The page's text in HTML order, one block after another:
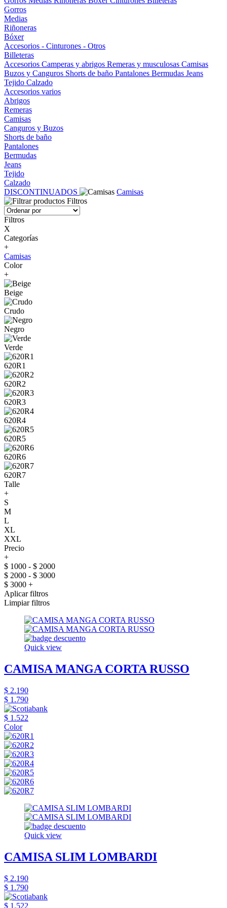
Gorros
Medias
Riñoneras
Bóxer
Accesorios - Cinturones - Otros
Billeteras
Accesorios Camperas y abrigos Remeras y musculosas Camisas
Buzos y Canguros Shorts de baño Pantalones Bermudas Jeans
Tejido Calzado
Accesorios varios
Abrigos
Remeras
Camisas
Canguros y Buzos
Shorts de baño
Pantalones
Bermudas
Jeans
Tejido
Calzado
DISCONTINUADOS
Camisas
Filtros
Filtros
X
Categorías
+
Camisas
Color
+
Beige
Crudo
Negro
Verde
620R1
620R2
620R3
620R4
620R5
620R6
620R7
Talle
+
S
M
L
XL
XXL
Precio
+
$ 1000 - $ 2000
$ 2000 - $ 3000
$ 3000 +
Aplicar filtros
Limpiar filtros
Quick view
CAMISA MANGA CORTA RUSSO
$ 2.190
$ 1.790
$ 1.522
Color
Quick view
CAMISA SLIM LOMBARDI
$ 2.190
$ 1.790
$ 1.522